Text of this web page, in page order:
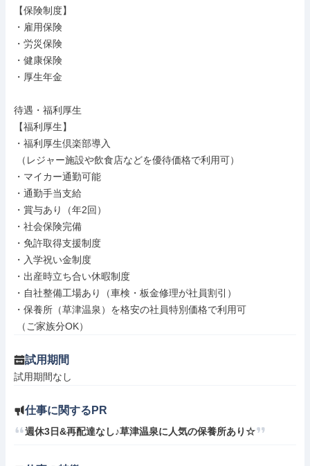
【保険制度】
・雇用保険
・労災保険
・健康保険
・厚生年金
待遇・福利厚生
【福利厚生】
・福利厚生倶楽部導入
・マイカー通勤可能
・通勤手当支給
・賞与あり（年2回）
・社会保険完備
・免許取得支援制度
・入学祝い金制度
・出産時立ち合い休暇制度
・自社整備工場あり（車検・板金修理が社員割引）
・保養所（草津温泉）を格安の社員特別価格で利用可
（ご家族分OK）
試用期間
試用期間なし
仕事に関するPR